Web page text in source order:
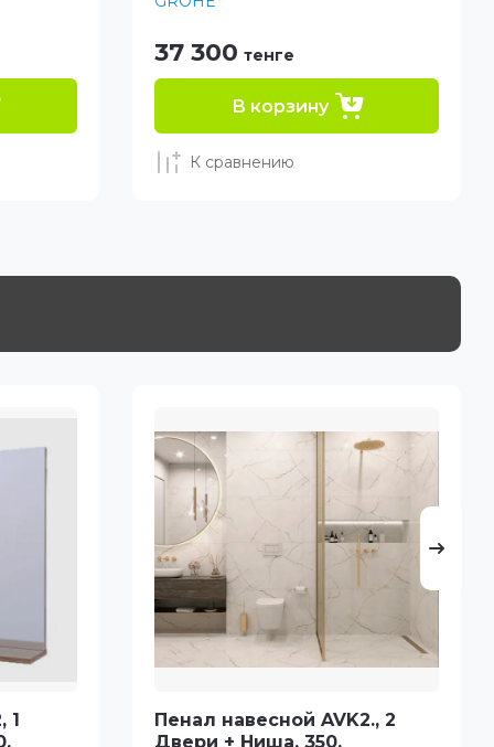
37 300 тенге
В корзину
К сравнению
1
Пенал навесной AVK2., 2
Двери + Ниша, 350,